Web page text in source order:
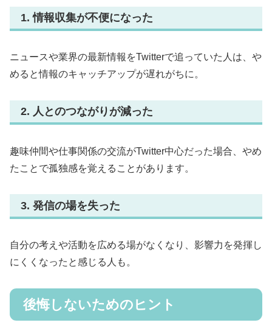
1. 情報収集が不便になった
ニュースや業界の最新情報をTwitterで追っていた人は、や
めると情報のキャッチアップが遅れがちに。
2. 人とのつながりが減った
趣味仲間や仕事関係の交流がTwitter中心だった場合、やめ
たことで孤独感を覚えることがあります。
3. 発信の場を失った
自分の考えや活動を広める場がなくなり、影響力を発揮し
にくくなったと感じる人も。
後悔しないためのヒント